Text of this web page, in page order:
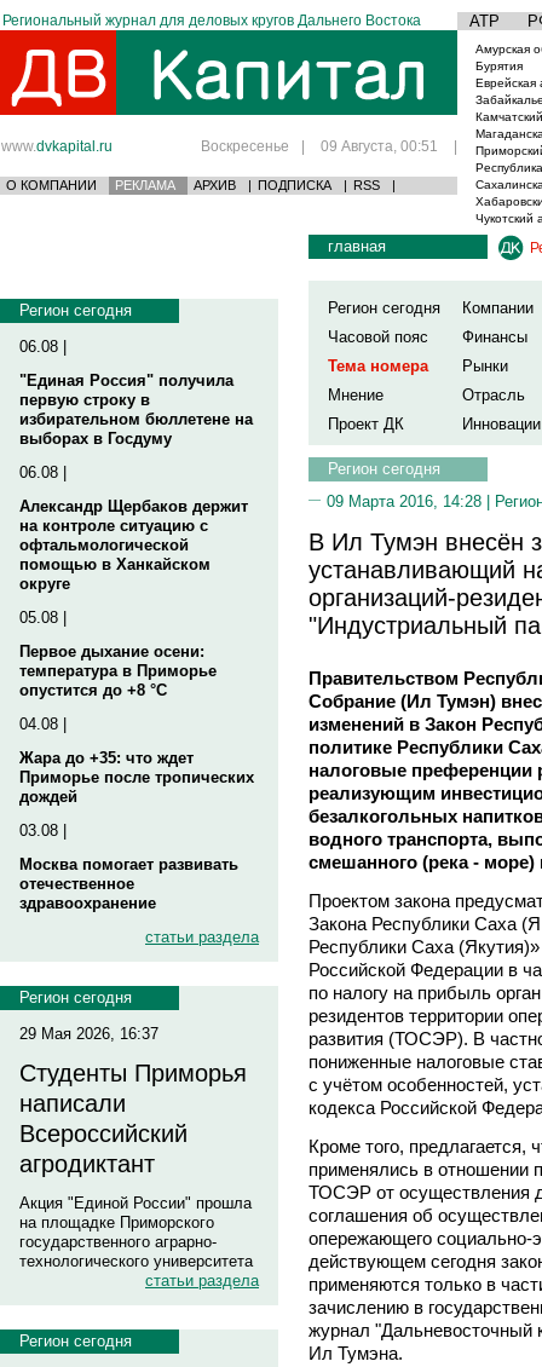
Региональный журнал для деловых кругов Дальнего Востока АТР
www.dvkapital.ru Воскресенье | 09 Августа, 00:51 |
О КОМПАНИИ РЕКЛАМА АРХИВ | ПОДПИСКА | RSS |
Амурская
Бурятия
Еврейская
Чукотский
Регион сегодня
06.08 |
"Единая Россия" получила
первую строку в
избирательном бюллетене на
выборах в Госдуму
06.08 |
Александр Щербаков держит
на контроле ситуацию с
офтальмологической
помощью в Ханкайском
округе
05.08 |
Первое дыхание осени:
температура в Приморье
опустится до +8 °C
04.08 |
Жара до +35: что ждет
Приморье после тропических
дождей
03.08 |
Москва помогает развивать
отечественное
здравоохранение
статьи раздела
Регион сегодня
29 Мая 2026, 16:37
Студенты Приморья
написали
Всероссийский
агродиктант
Акция "Единой России" прошла
на площадке Приморского
государственного аграрно-
технологического университета
статьи раздела
Регион сегодня
главная
Регион сегодня
Компании
Часовой пояс
Финансы
Тема номера
Рынки
Мнение
Отрасль
Проект ДК
Инновации
Регион сегодня
09 Марта 2016, 14:28 |
В Ил Тумэн внесён
устанавливающий
организаций-
"Индустриальный
Правительством
Собрание (Ил Тумэн)
изменений в Закон
политике Республики
налоговые преференции
реализующим
безалкогольных
водного транспорта,
смешанного (река - море)
Проектом закона
Закона Республики Саха
Республики Саха
Российской Федерации в
по налогу на прибыль
резидентов территории
развития (ТОСЭР). В
пониженные налоговые
с учётом особенностей,
кодекса Российской
Кроме того, предлагается,
применялись в отношении
ТОСЭР от осуществления
соглашения об
опережающего социально-
действующем сегодня
применяются только в
зачислению в
журнал "Дальневосточный
Ил Тумэна.